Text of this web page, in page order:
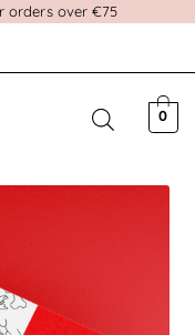
orders over €75
0